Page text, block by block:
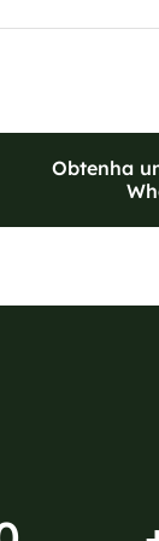
Obtenha